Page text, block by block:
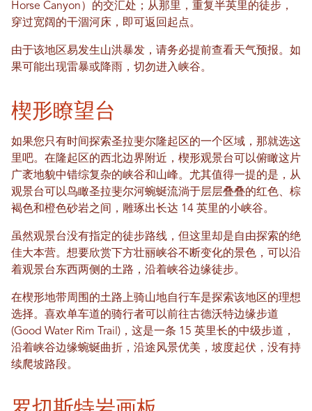
Horse Canyon）的交汇处；从那里，重复半英里的徒步，
穿过宽阔的干涸河床，即可返回起点。
由于该地区易发生山洪暴发，请务必提前查看天气预报。如
果可能出现雷暴或降雨，切勿进入峡谷。
楔形瞭望台
如果您只有时间探索圣拉斐尔隆起区的一个区域，那就选这
里吧。在隆起区的西北边界附近，楔形观景台可以俯瞰这片
广袤地貌中错综复杂的峡谷和山峰。尤其值得一提的是，从
观景台可以鸟瞰圣拉斐尔河蜿蜒流淌于层层叠叠的红色、棕
褐色和橙色砂岩之间，雕琢出长达 14 英里的小峡谷。
虽然观景台没有指定的徒步路线，但这里却是自由探索的绝
佳大本营。想要欣赏下方壮丽峡谷不断变化的景色，可以沿
着观景台东西两侧的土路，沿着峡谷边缘徒步。
在楔形地带周围的土路上骑山地自行车是探索该地区的理想
选择。喜欢单车道的骑行者可以前往古德沃特边缘步道
(Good Water Rim Trail)，这是一条 15 英里长的中级步道，
沿着峡谷边缘蜿蜒曲折，沿途风景优美，坡度起伏，没有持
续爬坡路段。